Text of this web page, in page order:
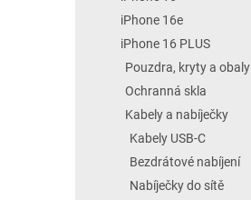
iPhone 16e
iPhone 16 PLUS
Pouzdra, kryty a obaly
Ochranná skla
Kabely a nabíječky
Kabely USB-C
Bezdrátové nabíjení
Nabíječky do sítě